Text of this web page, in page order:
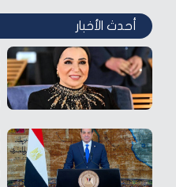
أحدث الأخبار